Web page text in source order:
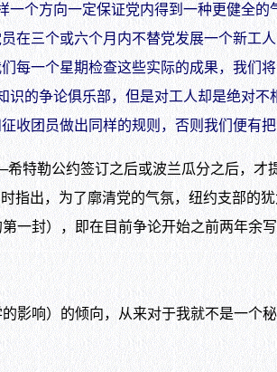
一个方向一定保证党内得到一种更健全
三个或六个月内不替党发展一个新工人
一个星期检查这些实际的成果，我们
的争论俱乐部，但是对工人却是绝对不
团员做出同样的规则，否则我们便有
勒公约签订之后或波兰瓜分之后，才
指出，为了廓清党的气氛，纽约支部
一封），即在目前争论开始之前两年余
响）的倾向，从来对于我就不是一个